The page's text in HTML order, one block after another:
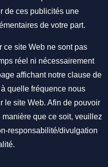
de ces publicités une
de votre part.
ce site Web ne sont pas
réel ni nécessairement
affichant notre clause de
quelle fréquence nous
le site Web. Afin de pouvoir
que ce soit, veuillez
responsabilité/divulgation
.